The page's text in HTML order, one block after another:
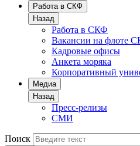
Работа в СКФ
Назад
Работа в СКФ
Вакансии на флоте
Кадровые офисы
Анкета моряка
Корпоративный
Медиа
Назад
Пресс-релизы
СМИ
Поиск